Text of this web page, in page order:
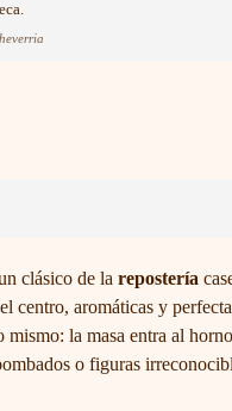
clásico de la repostería
centro, aromáticas y
mismo: la masa entra al
o figuras